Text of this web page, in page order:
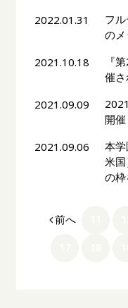
2022.01.31
フ
の
2021.10.18
『
催
2021.09.09
開催
2021.09.06
本
米
の
前へ